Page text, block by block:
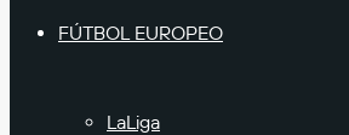
FÚTBOL EUROPEO
LaLiga